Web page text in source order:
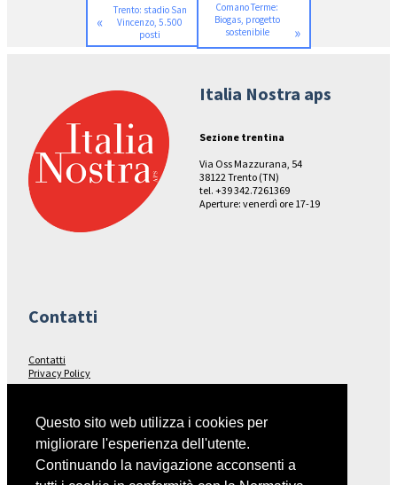
«
Trento: stadio San
Vincenzo, 5.500
posti
Comano Terme:
Biogas, progetto
sostenibile
»
Italia Nostra aps
Sezione trentina
Via Oss Mazzurana, 54
38122 Trento (TN)
tel. +39 342.7261369
Aperture: venerdì ore 17-19
Contatti
Contatti
Privacy Policy
Seguici su…
Facebook
Questo sito web utilizza i cookies per
migliorare l'esperienza dell'utente.
Continuando la navigazione acconsenti a